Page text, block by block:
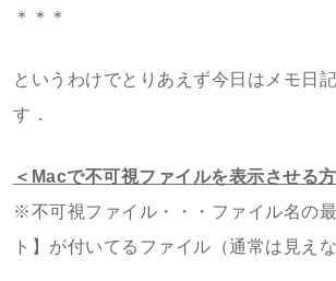
＊＊＊
というわけでとりあえず今日はメモ日
す．
＜Macで不可視ファイルを表示させる
※不可視ファイル・・・ファイル名の
ト】が付いてるファイル（通常は見えな